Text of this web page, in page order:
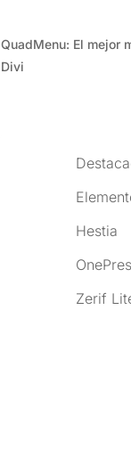
QuadMenu: El mejor
Divi
Hestia
Zerif